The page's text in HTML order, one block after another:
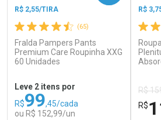
Ativar Desconto
Por R$ 49,27/cada
Comprar sem Desconto
(65)
R$ 2,55/TIRA
Fralda Pampers Pants
Premium Care Roupinha XXG
60 Unidades
Leve 2 itens por
R$99,45/cada
ou R$ 152,99/un
R$
R$
R$